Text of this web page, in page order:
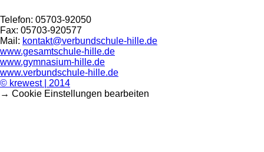
Telefon: 05703-92050
Fax: 05703-920577
Mail: kontakt@verbundschule-hille.de
www.gesamtschule-hille.de
www.gymnasium-hille.de
www.verbundschule-hille.de
© krewest | 2014
→ Cookie Einstellungen bearbeiten